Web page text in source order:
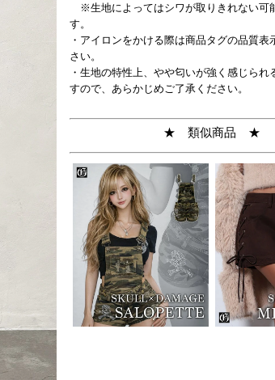
※生地によってはシワが取りきれない可
す。
・アイロンをかける際は商品タグの品質表
さい。
・生地の特性上、やや匂いが強く感じられ
すので、あらかじめご了承ください。
★ 類似商品 ★